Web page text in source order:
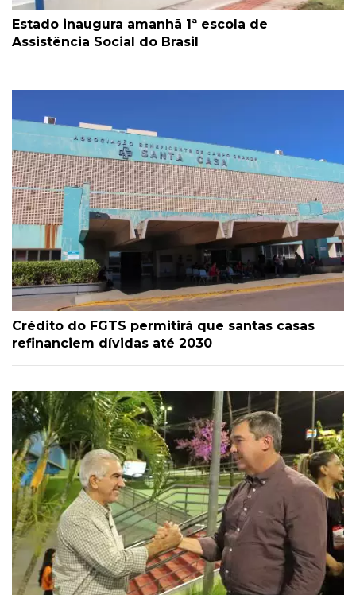
Estado inaugura amanhã 1ª escola de
Assistência Social do Brasil
Crédito do FGTS permitirá que santas casas
refinanciem dívidas até 2030